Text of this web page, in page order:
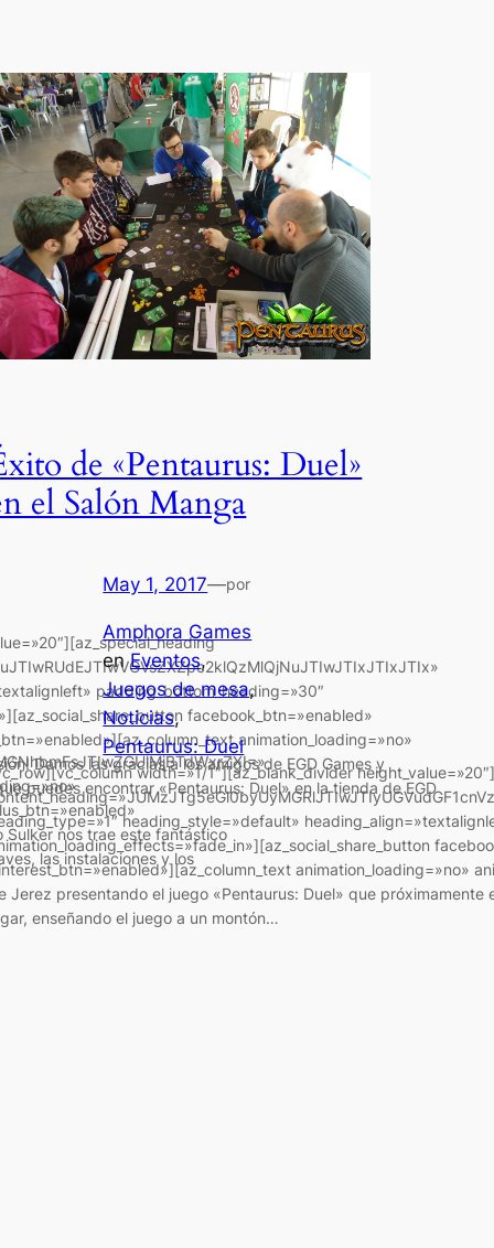
Sulker nos trae este fantástico
las instalaciones y los
padding_bottom_heading=»30″
facebook_btn=»enabled»
animation_loading=»no»
Damos las gracias a los amigos de EGD Games y
puedes encontrar «Pentaurus: Duel» en la tienda de EGD
de «Pentaurus: Duel»
el Salón Manga
May 1, 2017—por
Amphora Games
enEventos ,
Juegos de mesa ,
Noticias ,
Pentaurus: Duel
width=»1/1″][az_blank_divider
heading_style=»default»
animation_loading=»no»
Jerez presentando el juego «Pentaurus: Duel» que
enseñando el juego a un montón…